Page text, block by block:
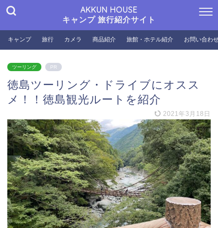
AKKUN HOUSE
キャンプ 旅行紹介サイト
キャンプ 旅行 カメラ 商品紹介 旅館・ホテル紹介 お問い合わ
ツーリング PR
徳島ツーリング・ドライブにオスス
メ！！徳島観光ルートを紹介
2021年3月18日